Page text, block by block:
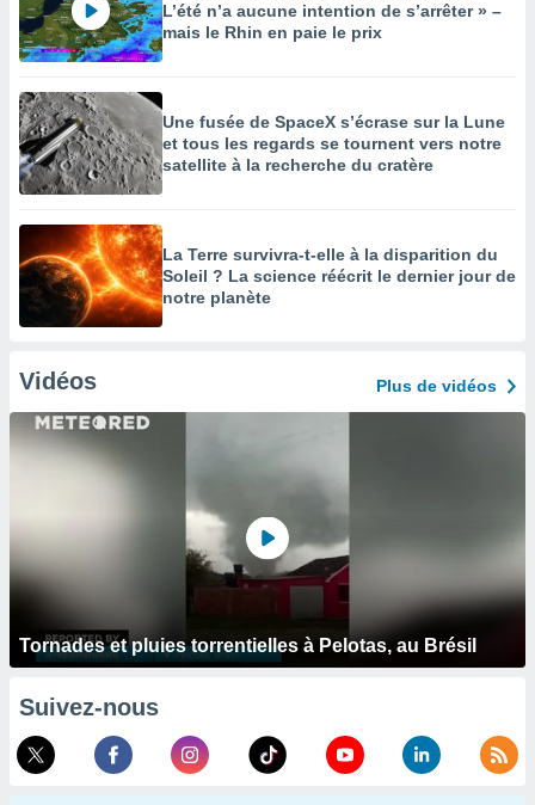
L’été n’a aucune intention de s’arrêter » –
mais le Rhin en paie le prix
Une fusée de SpaceX s’écrase sur la Lune
et tous les regards se tournent vers notre
satellite à la recherche du cratère
La Terre survivra-t-elle à la disparition du
Soleil ? La science réécrit le dernier jour de
notre planète
Vidéos Plus de vidéos
Tornades et pluies torrentielles à Pelotas, au Brésil
Suivez-nous